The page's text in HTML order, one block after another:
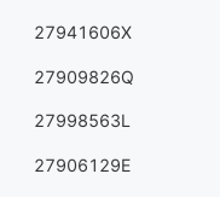
27941606X
27909826Q
27998563L
27906129E